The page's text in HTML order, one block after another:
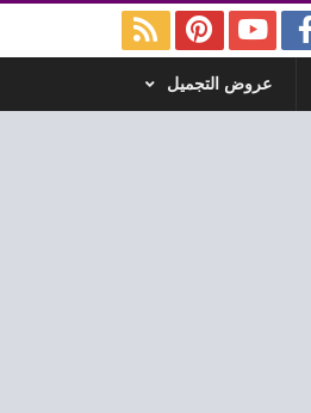
عروض التجميل